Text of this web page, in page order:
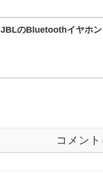
JBLのBluetoothイヤホ
コメン